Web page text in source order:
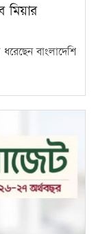
বাংলাদেশি